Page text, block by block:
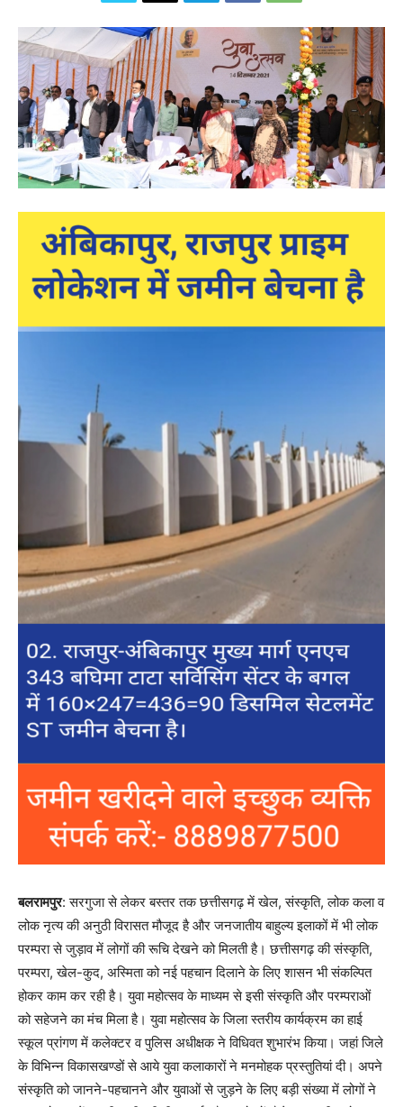
बलरामपुर: सरगुजा से लेकर बस्तर तक छत्तीसगढ़ में खेल, संस्कृति, लोक कला व
लोक नृत्य की अनुठी विरासत मौजूद है और जनजातीय बाहुल्य इलाकों में भी लोक
परम्परा से जुड़ाव में लोगों की रूचि देखने को मिलती है। छत्तीसगढ़ की संस्कृति,
परम्परा, खेल-कुद, अस्मिता को नई पहचान दिलाने के लिए शासन भी संकल्पित
होकर काम कर रही है। युवा महोत्सव के माध्यम से इसी संस्कृति और परम्पराओं
को सहेजने का मंच मिला है। युवा महोत्सव के जिला स्तरीय कार्यक्रम का हाई
स्कूल प्रांगण में कलेक्टर व पुलिस अधीक्षक ने विधिवत शुभारंभ किया। जहां जिले
के विभिन्न विकासखण्डों से आये युवा कलाकारों ने मनमोहक प्रस्तुतियां दी। अपने
संस्कृति को जानने-पहचानने और युवाओं से जुड़ने के लिए बड़ी संख्या में लोगों ने